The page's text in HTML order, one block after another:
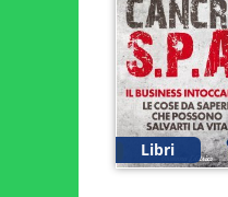
Libri